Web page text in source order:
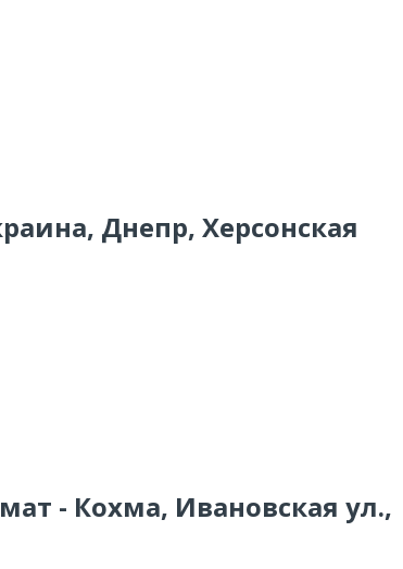
Днепр, Херсонская
- Кохма, Ивановская ул.,